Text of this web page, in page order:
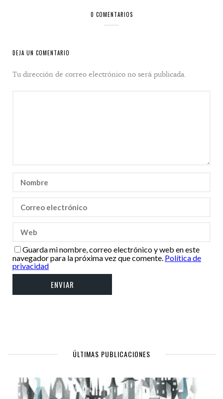
0 COMENTARIOS
DEJA UN COMENTARIO
Tu dirección de correo electrónico no será publicada.
Guarda mi nombre, correo electrónico y web en este
navegador para la próxima vez que comente. Política de
privacidad
ÚLTIMAS PUBLICACIONES